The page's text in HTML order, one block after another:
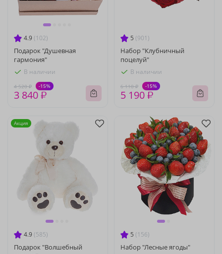
4.9 (102)
Подарок "Душевная
гармония"
В наличии
4 520 ₽ -15%
3 840 ₽
5 (901)
Набор "Клубничный
поцелуй"
В наличии
6 110 ₽ -15%
5 190 ₽
4.9 (585)
Подарок "Волшебный
Акция
5 (156)
Набор "Лесные ягоды"